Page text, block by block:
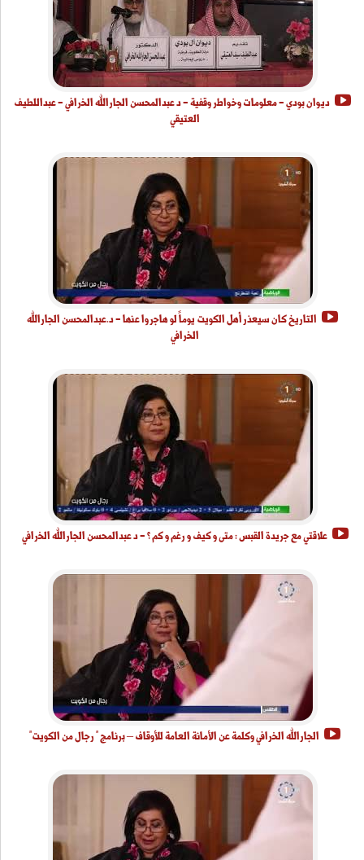
ديوان بودي - معلومات وخواطر وقفية - د عبدالمحسن الجارالله الخرافي - عبداللطيف
العتيقي
التاريخ كان سيعذر أهل الكويت يوماً لو هاجروا عنها - د.عبدالمحسن الجارالله
الخرافي
علاقتي مع جريدة القبس : متى و كيف و رغم و كم ؟ - د عبدالمحسن الجارالله الخرافي
الجارالله الخرافي وكلمة عن الأمانة العامة للأوقاف – برنامج " رجال من الكويت"